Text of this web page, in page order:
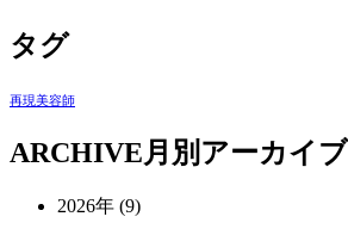
タグ
再現美容師
ARCHIVE月別アーカイブ
2026年 (9)